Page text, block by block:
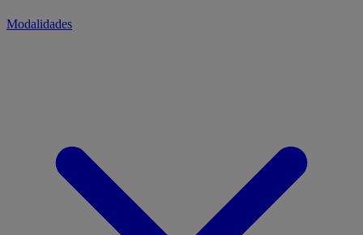
Modalidades